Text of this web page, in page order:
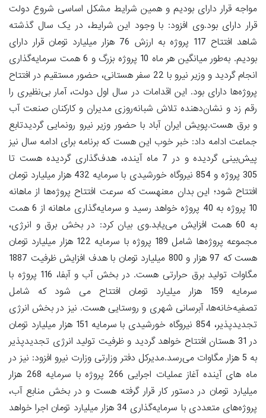
مواجه قرار دارای بودیم و همین شرایط مشکل اساسی شروع دولت
قرار دارای بود.وی افزود: با وجود این شرایط، در یک سال گذشته
شاهد افتتاح 117 پروژه به ارزش 76 هزار میلیارد تومان قرار دارای
بودیم. به‌طور میانگین هر ماه 10 پروژه بزرگ و 6 همت سرمایه‌گذاری
انجام گردید و وزیر نیرو با 22 سفر هستانی، حضور مستقیم در افتتاح
پروژه‌ها دارای بود. این اقدامات در سال اول دولت، آمار بی‌نظیری را
رقم زد و نشان‌دهنده تلاش شبانه‌روزی مدیران و کارکنان صنعت آب
و برق هست.پویش ایران آباد با حضور وزیر نیرو رونمایی گردیدتابع
جماعت ادامه داد: خبر خوب این هست که برنامه برای ادامه سال نیز
پیش‌بینی گردیده و در 7 ماه آینده، هدف‌گذاری گردیده هست تا
305 پروژه و 854 نیروگاه خورشیدی با سرمایه 432 هزار میلیارد تومان
افتتاح شود؛ این بدان معنهست که سرعت افتتاح پروژه‌ها از ماهانه
10 پروژه به 40 پروژه خواهد رسید و سرمایه‌گذاری ماهانه از 6 همت
به 60 همت افزایش می‌یابد.وی بیان کرد: در بخش برق و انرژی،
مجموعه پروژه‌ها شامل 189 پروژه با سرمایه 122 هزار میلیارد تومان
هست که 97 هزار و 800 میلیارد تومان با هدف افزایش ظرفیت 1887
مگاوات تولید برق حرارتی هست. در بخش آب و آبفا، 116 پروژه با
سرمایه 159 هزار میلیارد تومان افتتاح می شود که شامل
تصفیه‌خانه‌ها، آبرسانی شهری و روستایی هست. نیز در بخش انرژی
تجدیدپذیر، 854 نیروگاه خورشیدی با سرمایه 151 هزار میلیارد تومان
در 31 هستان افتتاح خواهد گردید و ظرفیت تولید انرژی تجدیدپذیر
به 5 هزار مگاوات می‌رسد.مدیرکل دفتر وزارتی وزارت نیرو افزود: نیز در
ماه های آینده آغاز عملیات اجرایی 266 پروژه با سرمایه 268 هزار
میلیارد تومان در دستور کار قرار گرفته هست و در بخش منابع آب،
پروژه‌های متعددی با سرمایه‌گذاری 34 هزار میلیارد تومان اجرا خواهد